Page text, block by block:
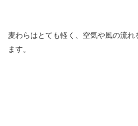
麦わらはとても軽く、空気や風の流れ
ます。